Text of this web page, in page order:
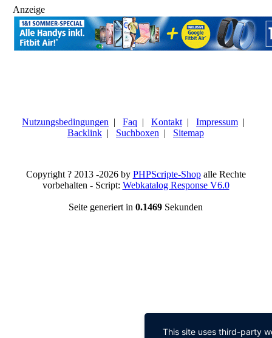
Anzeige
Nutzungsbedingungen | Faq | Kontakt | Impressum |
Backlink | Suchboxen | Sitemap
Copyright ? 2013 -2026 by PHPScripte-Shopalle Rechte
vorbehalten - Script: Webkatalog Response V6.0
Seite generiert in 0.1469 Sekunden
This site uses third-party